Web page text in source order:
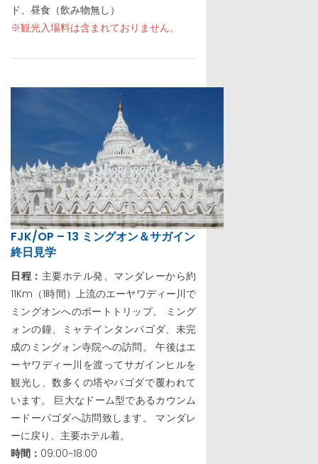
ド、昼食（飲み物無し）
※観光入場料は含まれておりません。
FJK/OP – 13 ミングオン＆サガイン
終日見学
日程： 主要ホテル発、マンダレーから約
11Km（1時間）上流のエーヤワディー川で
ミングオンへのボートトリップ。 ミング
ォンの鐘、ミャテインタンパゴダ、未完
成のミングォン寺院への訪問。 午後はエ
ーヤワディー川を渡ってサガインヒルを
観光し、数多くの塔やパゴダで覆われて
います。 巨大なドーム型であるカウンム
ードーパゴダへ訪問致します。 マンダレ
ーに戻り、主要ホテル着。
時間： 09:00~18:00